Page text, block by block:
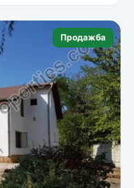
Продажба